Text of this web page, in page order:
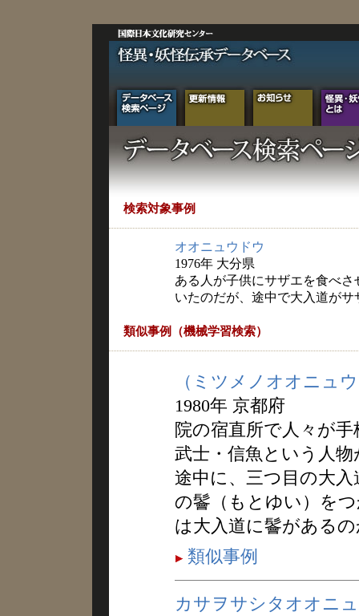
検索対象事例
オオニュウドウ
1976年 大分県
ある人が子供にサザエを食べ
いたのだが、途中で大入道が
類似事例（機械学習検索）
（ミツメノオオニュ
1980年 京都府
院の宿直所で人々が
武士・信魚という人
途中に、三つ目の大
の鬠（もとゆい）を
は大入道に鬠がある
類似事例
カサヲサシタオオニ